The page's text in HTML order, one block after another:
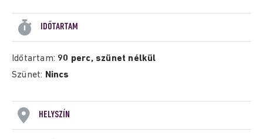
IDŐTARTAM
Időtartam: 90 perc, szünet nélkül
Szünet: Nincs
HELYSZÍN